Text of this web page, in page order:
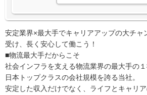
安定業界×最大手でキャリアアップの大チャ
受け、長く安心して働こう！
■物流最大手だからこそ
社会インフラを支える物流業界の最大手の１
日本トップクラスの会社規模を誇る当社。
安定した収入だけでなく、ライフとキャリ